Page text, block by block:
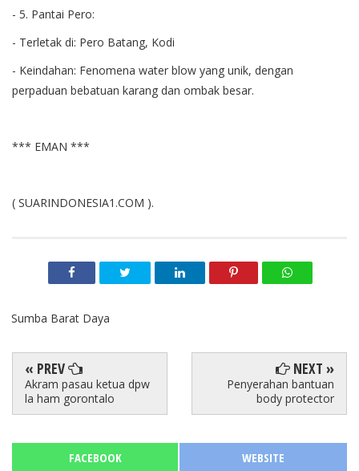
- 5. Pantai Pero:
- Terletak di: Pero Batang, Kodi
- Keindahan: Fenomena water blow yang unik, dengan
perpaduan bebatuan karang dan ombak besar.
*** EMAN ***
( SUARINDONESIA1.COM ).
Sumba Barat Daya
« PREV
Akram pasau ketua dpw
la ham gorontalo
NEXT »
Penyerahan bantuan
body protector
FACEBOOK WEBSITE